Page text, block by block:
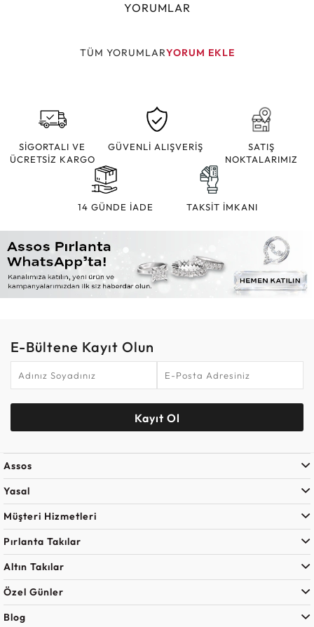
YORUMLAR
TÜM YORUMLARYORUM EKLE
SİGORTALI VE
ÜCRETSİZ KARGO
GÜVENLİ ALIŞVERİŞ
SATIŞ
NOKTALARIMIZ
14 GÜNDE İADE TAKSİT İMKANI
E-Bültene Kayıt Olun
Kayıt Ol
Assos
Yasal
Müşteri Hizmetleri
Pırlanta Takılar
Altın Takılar
Özel Günler
Blog